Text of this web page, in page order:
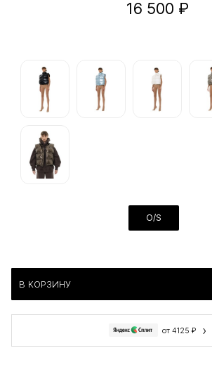
16 500 ₽
O/S
В КОРЗИНУ
от 4125 ₽ ›